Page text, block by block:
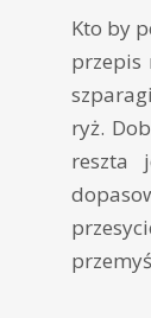
Kto by
przepis
ryż.
reszta